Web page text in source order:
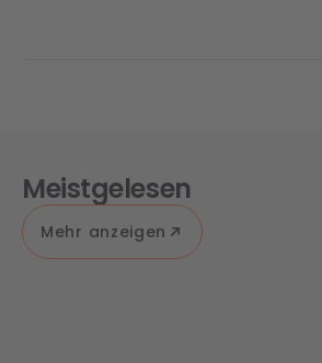
Meistgelesen
Mehr anzeigen